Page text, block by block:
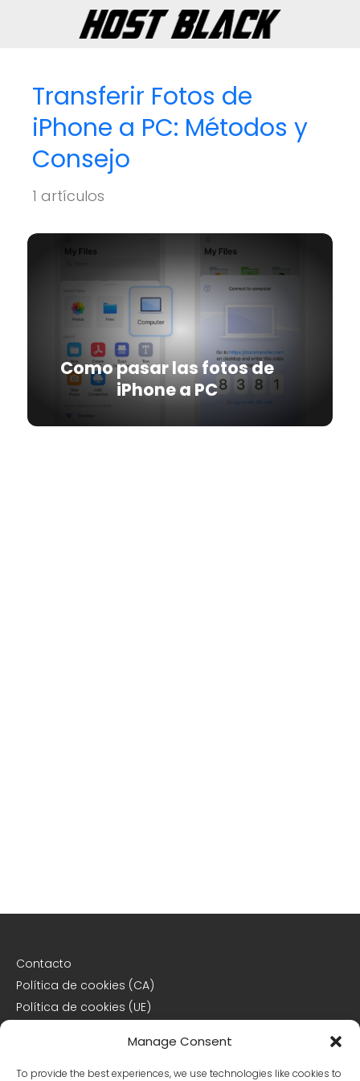
Manage Consent
To provide the best experiences, we use technologies like cookies to
Transferir Fotos de
iPhone a PC: Métodos y
Consejo
1 artículos
Como pasar las fotos de
iPhone a PC
Contacto
Política de cookies (CA)
Política de cookies (UE)
Declaración de privacidad